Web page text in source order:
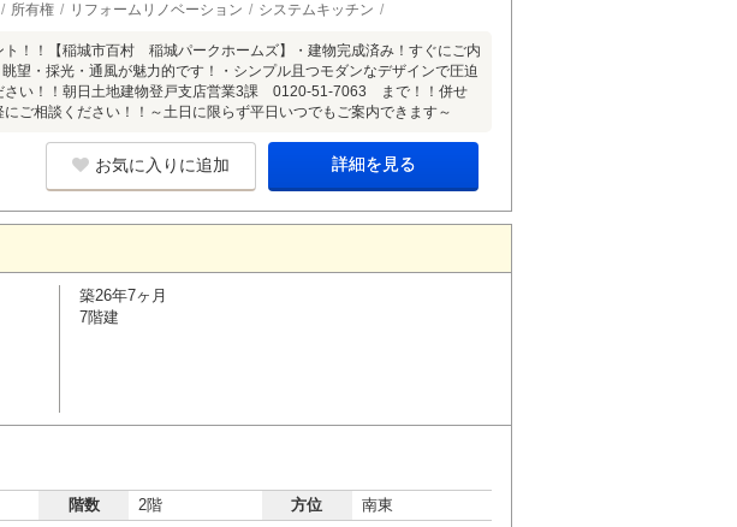
所有権 リフォームリノベーション システムキッチン
！【稲城市百村 稲城パークホームズ】・建物完成済み！すぐにご内
望・採光・通風が魅力的です！・シンプル且つモダンなデザインで圧迫
さい！！朝日土地建物登戸支店営業3課 0120-51-7063 まで！！併せ
談ください！！～土日に限らず平日いつでもご案内できます～
お気に入りに追加 詳細を見る
築26年7ヶ月
7階建
階数 2階 方位 南東